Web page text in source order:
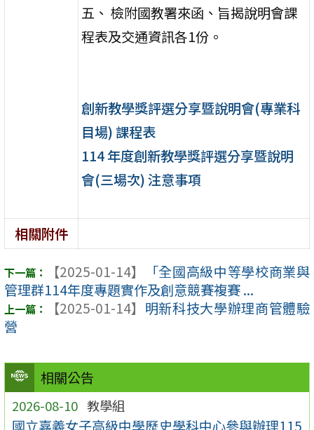
相關公告
2026-08-10 教學組
國立嘉義女子高級中學歷史學科中心參與辦理115
五、 檢附國教署來函、旨揭說明會課
程表及交通資訊各1份。
創新教學獎評選分享暨說明會(專業科
目場) 課程表
114 年度創新教學獎評選分享暨說明
會(三場次) 注意事項
相關附件
【2025-01-14】
「全國高級中等學校商業與
管理群114年度專題實作及創意競賽複賽 ...
【2025-01-14】 明新科技大學辦理商管體驗
營